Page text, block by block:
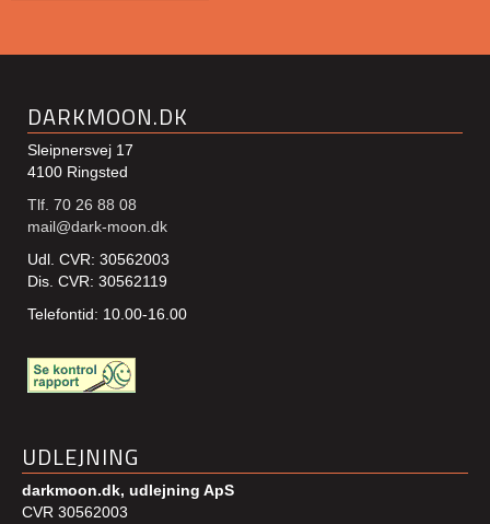
DARKMOON.DK
Sleipnersvej 17
4100 Ringsted
Tlf. 70 26 88 08
mail@dark-moon.dk
Udl. CVR: 30562003
Dis. CVR: 30562119
Telefontid: 10.00-16.00
UDLEJNING
darkmoon.dk, udlejning ApS
CVR 30562003